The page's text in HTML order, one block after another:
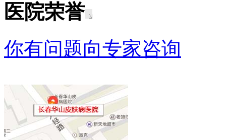
医院荣誉
你有问题向专家咨询